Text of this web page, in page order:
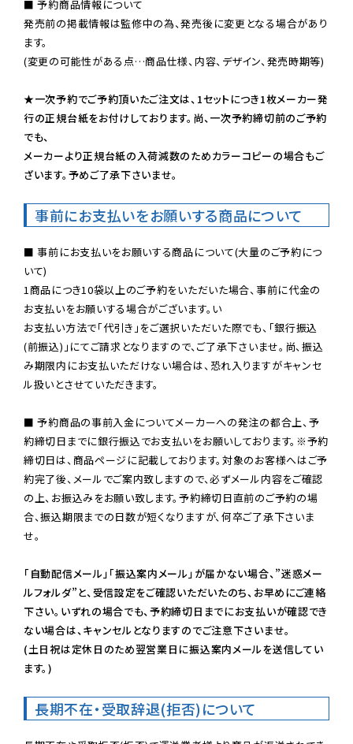
■ 予約商品情報について
発売前の掲載情報は監修中の為、発売後に変更となる場合があり
ます。
(変更の可能性がある点…商品仕様、内容、デザイン、発売時期等)
★一次予約でご予約頂いたご注文は、1セットにつき1枚メーカー発
行の正規台紙をお付けしております。尚、一次予約締切前のご予約
でも、
メーカーより正規台紙の入荷減数のためカラーコピーの場合もご
ざいます。予めご了承下さいませ。
事前にお支払いをお願いする商品について
■ 事前にお支払いをお願いする商品について(大量のご予約につ
いて)
1商品につき10袋以上のご予約をいただいた場合、事前に代金の
お支払いをお願いする場合がございます。い
お支払い方法で「代引き」をご選択いただいた際でも、「銀行振込
(前振込)」にてご請求となりますので、ご了承下さいませ。尚、振込
み期限内にお支払いただけない場合は、恐れ入りますがキャンセ
ル扱いとさせていただきます。
■ 予約商品の事前入金についてメーカーへの発注の都合上、予
約締切日までに銀行振込でお支払いをお願いしております。※予約
締切日は、商品ページに記載しております。対象のお客様へはご予
約完了後、メールでご案内致しますので、必ずメール内容をご確認
の上、お振込みをお願い致します。予約締切日直前のご予約の場
合、振込期限までの日数が短くなりますが、何卒ご了承下さいま
せ。
「自動配信メール」「振込案内メール」が届かない場合、”迷惑メー
ルフォルダ”と、受信設定をご確認いただいたのち、お早めにご連絡
下さい。いずれの場合でも、予約締切日までにお支払いが確認でき
ない場合は、キャンセルとなりますのでご注意下さいませ。
(土日祝は定休日のため翌営業日に振込案内メールを送信してい
ます。)
長期不在・受取辞退(拒否)について